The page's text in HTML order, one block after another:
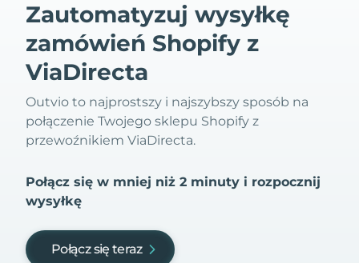
Zautomatyzuj wysyłkę
zamówień Shopify z
ViaDirecta
Outvio to najprostszy i najszybszy sposób na
połączenie Twojego sklepu Shopify z
przewoźnikiem ViaDirecta.
Połącz się w mniej niż 2 minuty i rozpocznij
wysyłkę
Połącz się teraz